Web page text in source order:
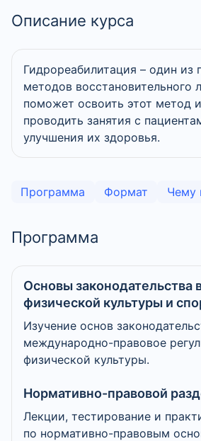
Описание курса
Гидрореабилитация – один из
методов восстановительного
поможет освоить этот метод
проводить занятия с
улучшения их здоровья.
Программа Формат Чему
Программа
Основы законодательства
физической культуры и
Изучение основ
международно-правовое
физической культуры.
Нормативно-правовой
Лекции, тестирование и
по нормативно-правовым